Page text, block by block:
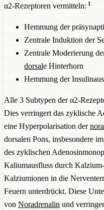
α2-Rezeptoren vermitteln: 1
Hemmung der
Zentrale Induktion der
Zentrale Moderierung
dorsale Hinterhorn
Hemmung der
Alle 3 Subtypen der α2-
Dies verringert das zyklische
eine Hyperpolarisation der
dorsalen Pons, insbesondere im
des zyklischen
Kaliumausfluss durch
Kalziumionen in die
Feuern unterdrückt. Diese
von Noradrenalin und